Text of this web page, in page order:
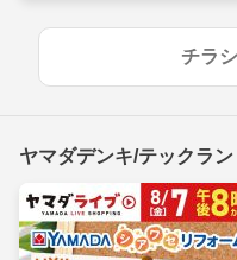
チラ
ヤマダデンキ/テックラ